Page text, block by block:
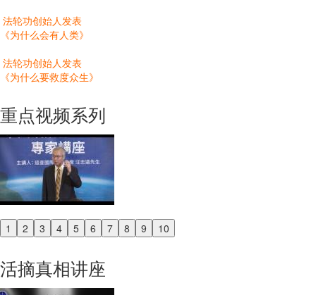
法轮功创始人发表
《为什么会有人类》
法轮功创始人发表
《为什么要救度众生》
重点视频系列
1 2 3 4 5 6 7 8 9 10
Previous
活摘真相讲座